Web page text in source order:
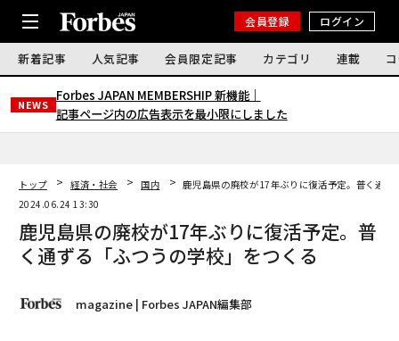
会員登録 ログイン
新着記事 人気記事 会員限定記事 カテゴリ 連載
NEWS
Forbes JAPAN MEMBERSHIP 新機能｜
記事ページ内の広告表示を最小限にしました
トップ 経済・社会 国内
鹿児島県の廃校が17年ぶりに復活予定。普く通ず
2024.06.24 13:30
鹿児島県の廃校が17年ぶりに復活予定。普
く通ずる「ふつうの学校」をつくる
magazine | Forbes JAPAN編集部